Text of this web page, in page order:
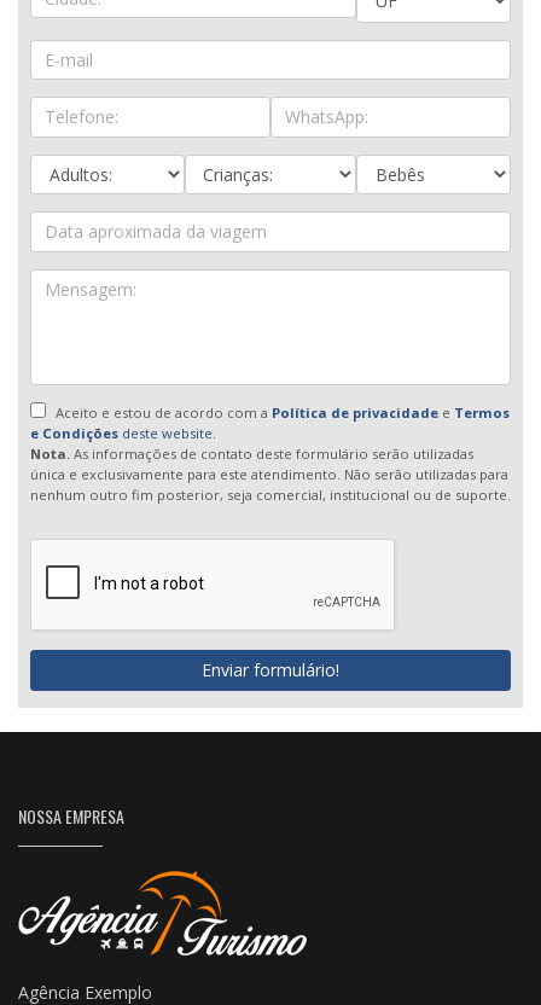
Aceito e estou de acordo com a Política de privacidadee Termos
e Condições deste website.
Nota. As informações de contato deste formulário serão utilizadas
única e exclusivamente para este atendimento. Não serão utilizadas para
nenhum outro fim posterior, seja comercial, institucional ou de suporte.
Enviar formulário!
NOSSA EMPRESA
Agência Exemplo